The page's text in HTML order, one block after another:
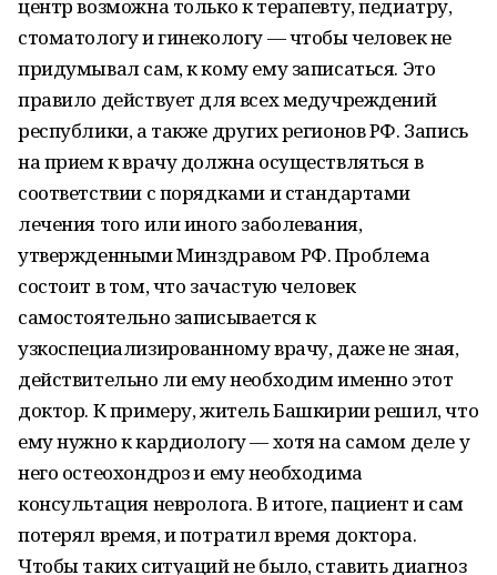
центр возможна только к терапевту, педиатру,
стоматологу и гинекологу — чтобы человек не
придумывал сам, к кому ему записаться. Это
правило действует для всех медучреждений
республики, а также других регионов РФ. Запись
на прием к врачу должна осуществляться в
соответствии с порядками и стандартами
лечения того или иного заболевания,
утвержденными Минздравом РФ. Проблема
состоит в том, что зачастую человек
самостоятельно записывается к
узкоспециализированному врачу, даже не зная,
действительно ли ему необходим именно этот
доктор. К примеру, житель Башкирии решил, что
ему нужно к кардиологу — хотя на самом деле у
него остеохондроз и ему необходима
консультация невролога. В итоге, пациент и сам
потерял время, и потратил время доктора.
Чтобы таких ситуаций не было, ставить диагноз